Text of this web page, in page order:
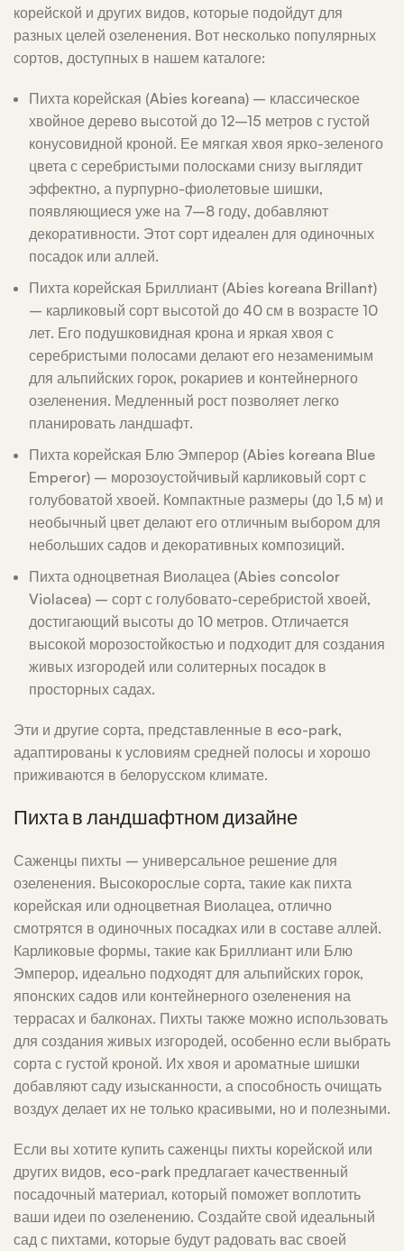
корейской и других видов, которые подойдут для
разных целей озеленения. Вот несколько популярных
сортов, доступных в нашем каталоге:
Пихта корейская (Abies koreana) – классическое
хвойное дерево высотой до 12–15 метров с густой
конусовидной кроной. Ее мягкая хвоя ярко-зеленого
цвета с серебристыми полосками снизу выглядит
эффектно, а пурпурно-фиолетовые шишки,
появляющиеся уже на 7–8 году, добавляют
декоративности. Этот сорт идеален для одиночных
посадок или аллей.
Пихта корейская Бриллиант (Abies koreana Brillant)
– карликовый сорт высотой до 40 см в возрасте 10
лет. Его подушковидная крона и яркая хвоя с
серебристыми полосами делают его незаменимым
для альпийских горок, рокариев и контейнерного
озеленения. Медленный рост позволяет легко
планировать ландшафт.
Пихта корейская Блю Эмперор (Abies koreana Blue
Emperor) – морозоустойчивый карликовый сорт с
голубоватой хвоей. Компактные размеры (до 1,5 м) и
необычный цвет делают его отличным выбором для
небольших садов и декоративных композиций.
Пихта одноцветная Виолацеа (Abies concolor
Violacea) – сорт с голубовато-серебристой хвоей,
достигающий высоты до 10 метров. Отличается
высокой морозостойкостью и подходит для создания
живых изгородей или солитерных посадок в
просторных садах.
Эти и другие сорта, представленные в eco-park,
адаптированы к условиям средней полосы и хорошо
приживаются в белорусском климате.
Пихта в ландшафтном дизайне
Саженцы пихты – универсальное решение для
озеленения. Высокорослые сорта, такие как пихта
корейская или одноцветная Виолацеа, отлично
смотрятся в одиночных посадках или в составе аллей.
Карликовые формы, такие как Бриллиант или Блю
Эмперор, идеально подходят для альпийских горок,
японских садов или контейнерного озеленения на
террасах и балконах. Пихты также можно использовать
для создания живых изгородей, особенно если выбрать
сорта с густой кроной. Их хвоя и ароматные шишки
добавляют саду изысканности, а способность очищать
воздух делает их не только красивыми, но и полезными.
Если вы хотите купить саженцы пихты корейской или
других видов, eco-park предлагает качественный
посадочный материал, который поможет воплотить
ваши идеи по озеленению. Создайте свой идеальный
сад с пихтами, которые будут радовать вас своей